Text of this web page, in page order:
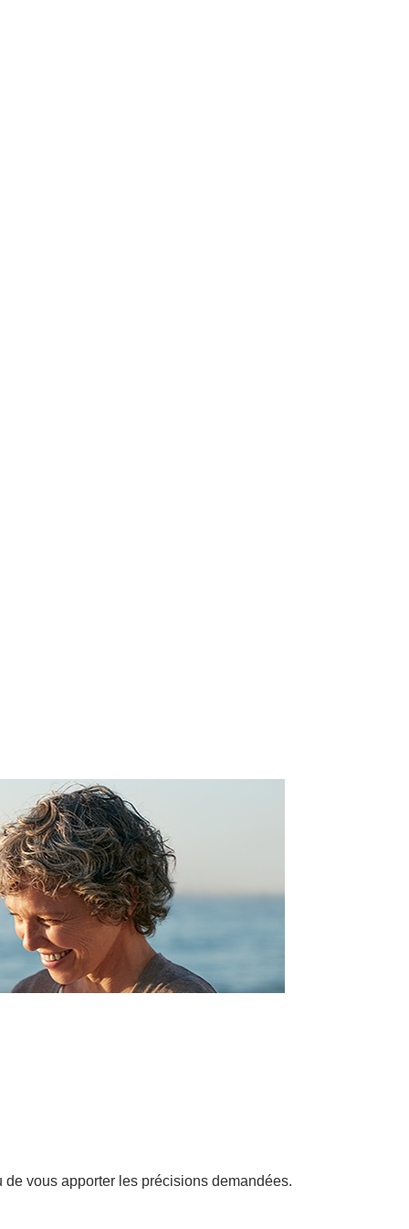
vous apporter les précisions demandées.